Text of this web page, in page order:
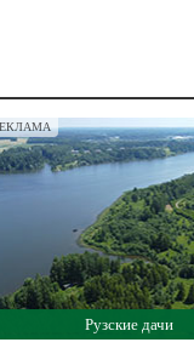
Рузские дачи